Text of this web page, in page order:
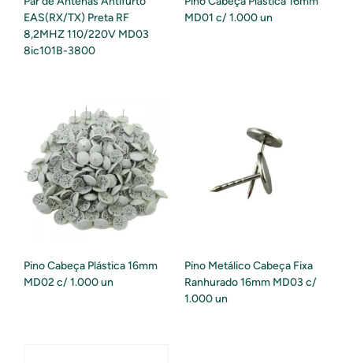
EAS(RX/TX) Preta RF
8,2MHZ 110/220V MD03
8ic101B-3800
MD01 c/ 1.000 un
Pino Cabeça Plástica 16mm
MD02 c/ 1.000 un
Pino Metálico Cabeça Fixa
Ranhurado 16mm MD03 c/
1.000 un